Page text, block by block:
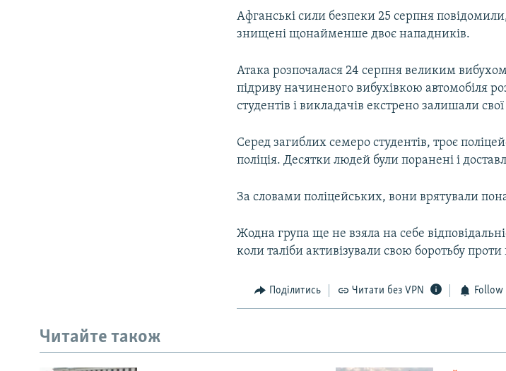
Афганські сили безпеки 25 серпня
знищені щонайменше двоє нападників.
Атака розпочалася 24 серпня великим
підриву начиненого вибухівкою автомобіля
студентів і викладачів екстрено залишали
Серед загиблих семеро студентів, троє
поліція. Десятки людей були поранені і
За словами поліцейських, вони врятували
Жодна група ще не взяла на себе
коли таліби активізували свою боротьбу
Поділитись Читати без VPN Follow
Читайте також